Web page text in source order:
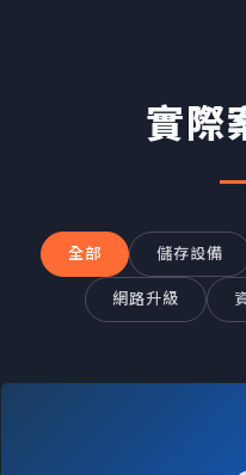
實際
全部 儲存設備
網路升級